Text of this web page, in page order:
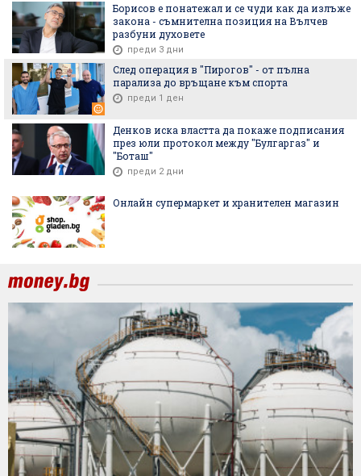
Борисов е понатежал и се чуди как да излъже
закона - съмнителна позиция на Вълчев
разбуни духовете
преди 3 дни
След операция в "Пирогов" - от пълна
парализа до връщане към спорта
преди 1 ден
Денков иска властта да покаже подписания
през юли протокол между "Булгаргаз" и
"Боташ"
преди 2 дни
Онлайн супермаркет и хранителен магазин